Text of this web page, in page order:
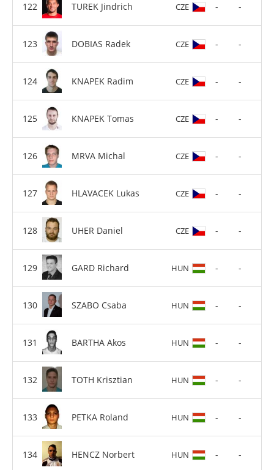
TUREK Jindrich CZE - -
DOBIAS Radek CZE - -
KNAPEK Radim CZE - -
KNAPEK Tomas CZE - -
MRVA Michal CZE - -
HLAVACEK Lukas CZE - -
UHER Daniel CZE - -
GARD Richard HUN - -
SZABO Csaba HUN - -
BARTHA Akos HUN - -
TOTH Krisztian HUN - -
PETKA Roland HUN - -
HENCZ Norbert HUN - -